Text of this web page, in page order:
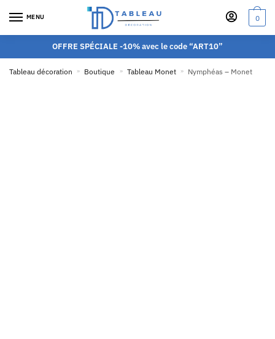
MENU 0
OFFRE SPÉCIALE -10% avec le code “ART10”
Tableau décoration » Boutique » Tableau Monet » Nymphéas – Monet